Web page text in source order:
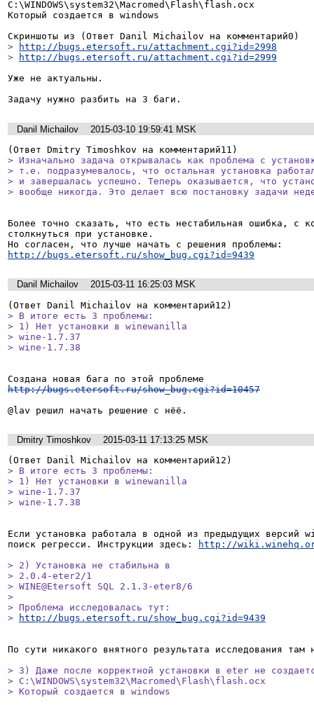
C:\WINDOWS\system32\Macromed\Flash\flash.ocx
Который создается в windows
>
http://bugs.etersoft.ru/attachment.cgi?id=2998
>
http://bugs.etersoft.ru/attachment.cgi?id=2999
Уже не актуальны.
Задачу нужно разбить на 3 баги.
Danil Michailov
2015-03-10 19:59:41 MSK
> Изначально задача открывалась как проблема с
> т.е. подразумевалось, что остальная установка
> и завершалась успешно. Теперь оказывается, что
> вообще никогда. Это делает всю постановку задачи
Более точно сказать, что есть нестабильная ошибка, с
столкнуться при установке.
http://bugs.etersoft.ru/show_bug.cgi?id=9439
Danil Michailov
2015-03-11 16:25:03 MSK
> В итоге есть 3 проблемы:
> 1) Нет установки в winewanilla
> wine-1.7.37
> wine-1.7.38
http://bugs.etersoft.ru/show_bug.cgi?id=10457
@lav решил начать решение с нёё.
Dmitry Timoshkov
2015-03-11 17:13:25 MSK
> В итоге есть 3 проблемы:
> 1) Нет установки в winewanilla
> wine-1.7.37
> wine-1.7.38
Если установка работала в одной из предыдущих версий
поиск регресси. Инструкции здесь:
http://
> 2) Установка не стабильна в
> 2.0.4-eter2/1
> WINE@Etersoft SQL 2.1.3-eter8/6
>
> Проблема исследовалась тут:
>
http://bugs.etersoft.ru/show_bug.cgi?id=9439
По сути никакого внятного результата исследования там
> 3) Даже после корректной установки в eter не
> C:\WINDOWS\system32\Macromed\Flash\flash.ocx
> Который создается в windows